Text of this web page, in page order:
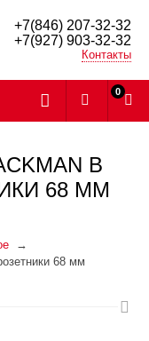
+7(846) 207-32-32
+7(927) 903-32-32
Контакты
0
В
68 ММ
68 мм